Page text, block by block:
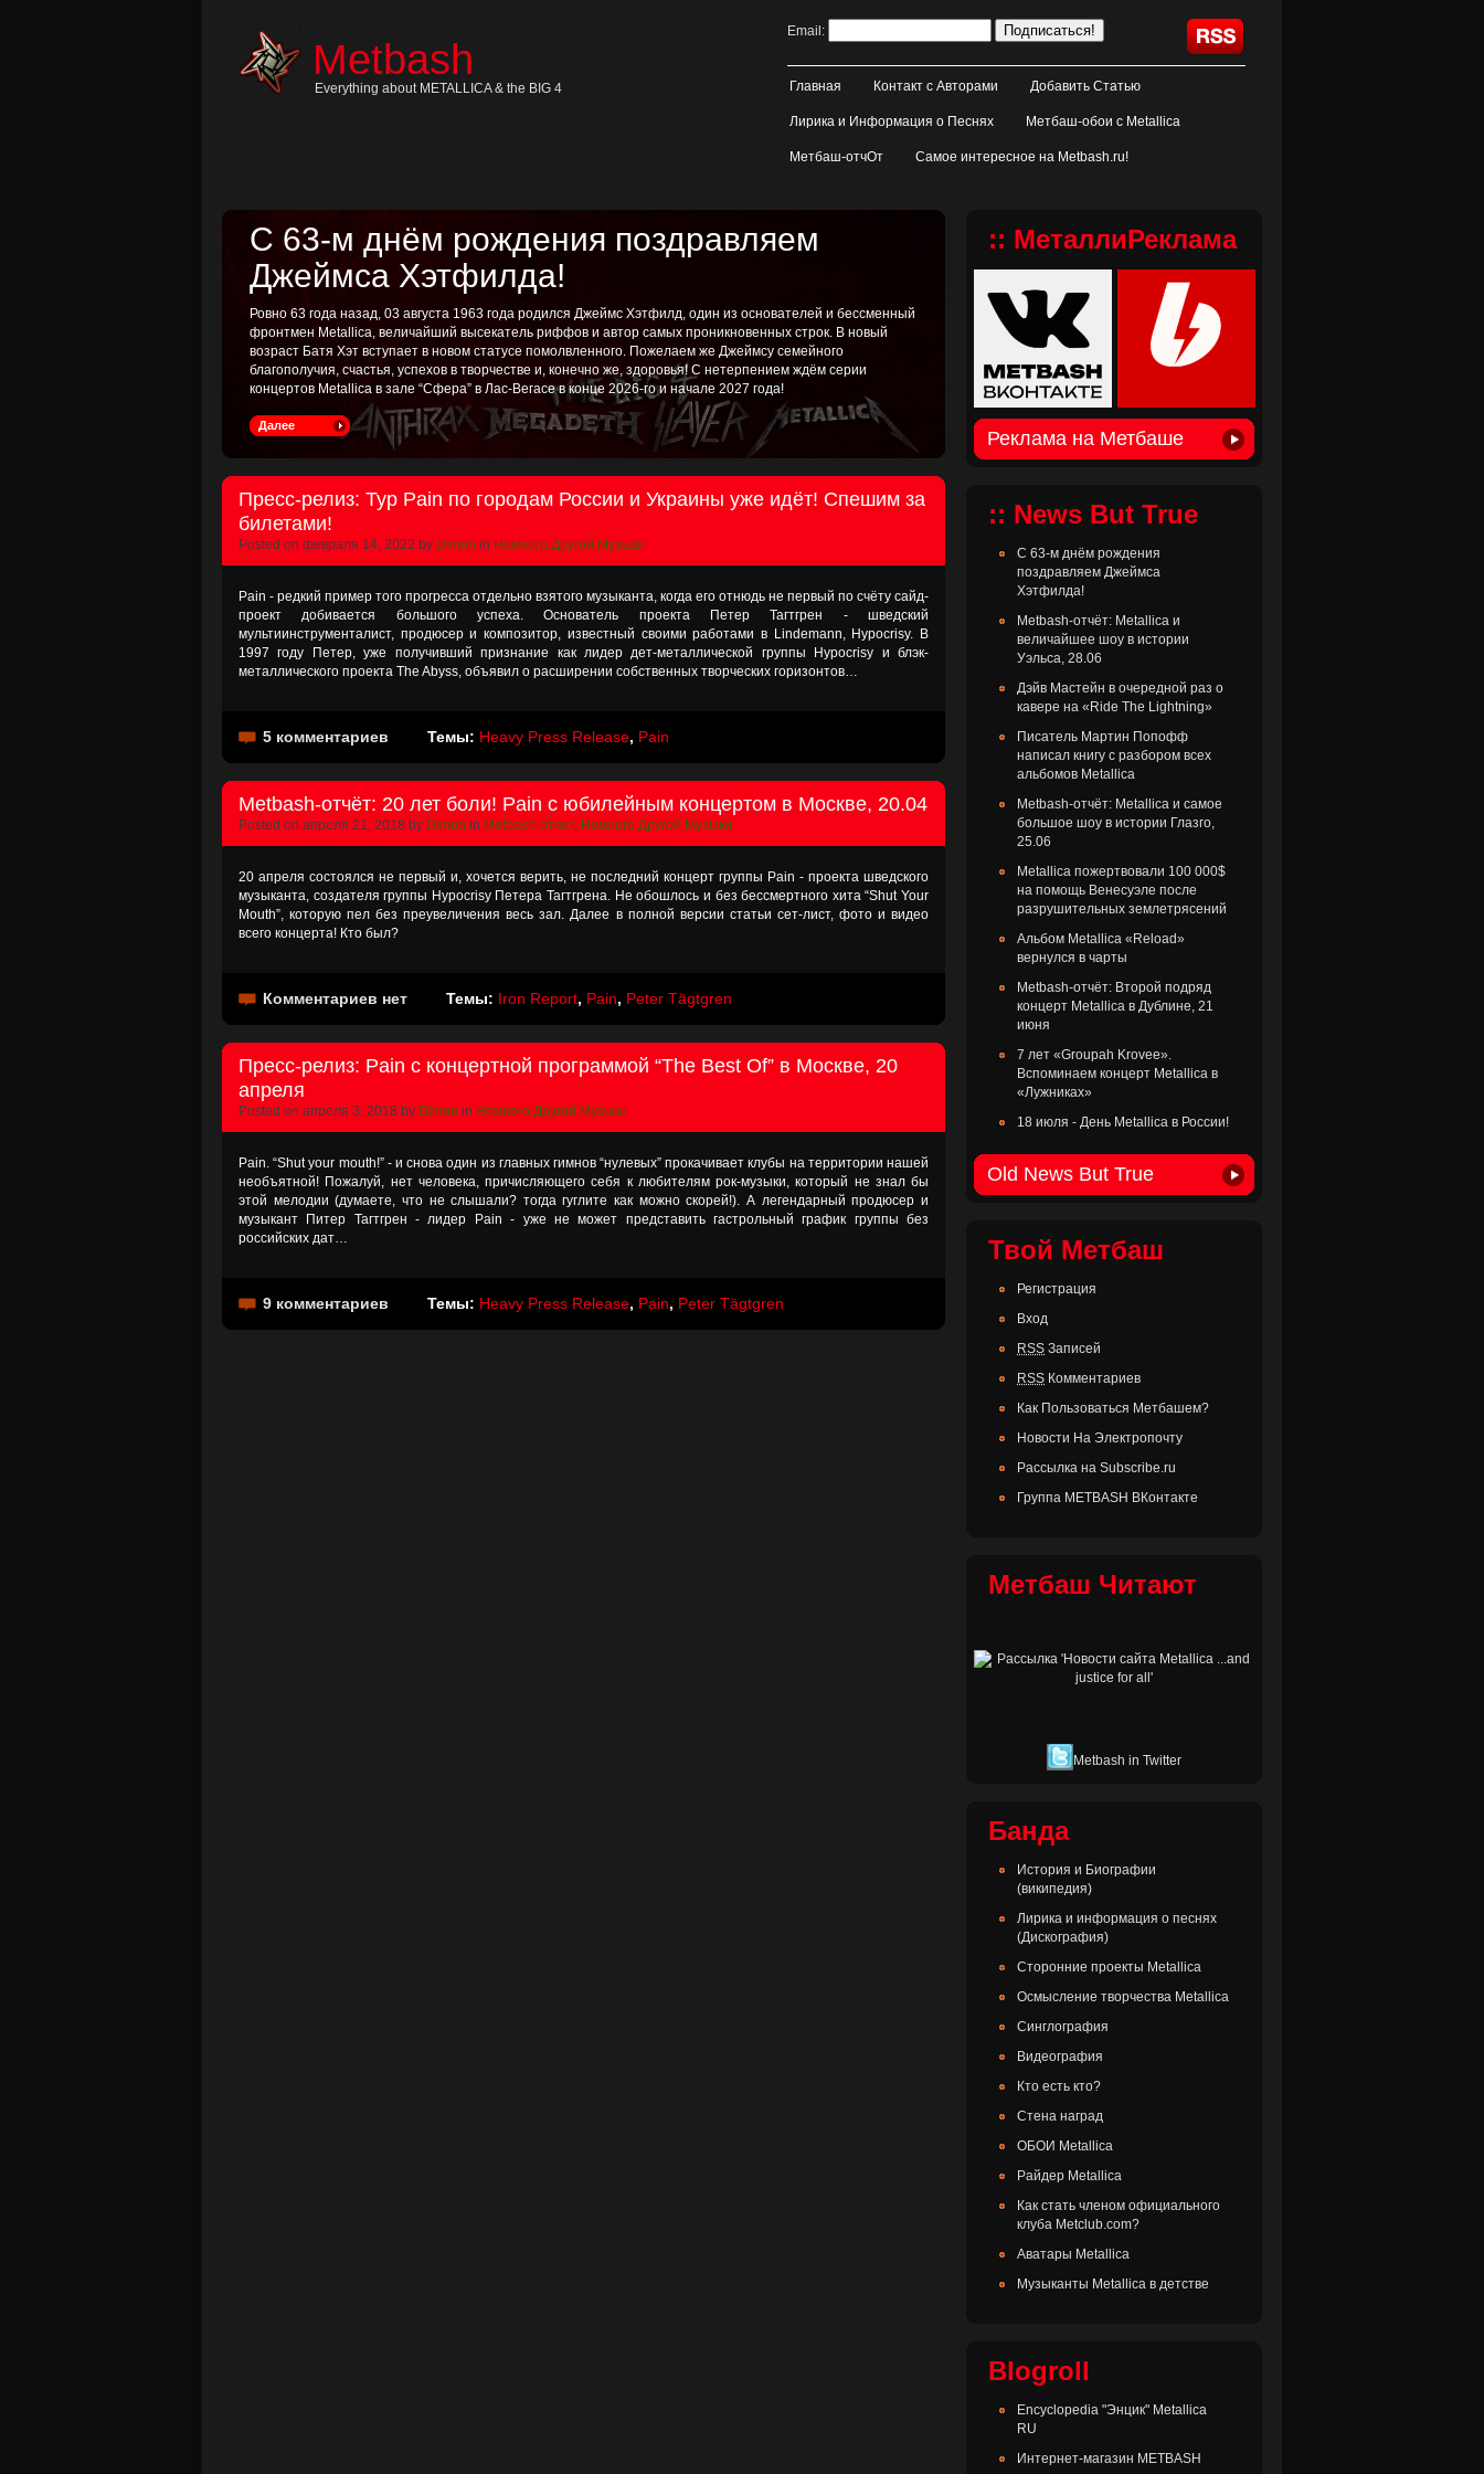
Metbash
Everything about METALLICA & the BIG 4
Email:
Главная Контакт с Авторами Добавить Статью
Лирика и Информация о Песнях Метбаш-обои с Metallica
Метбаш-отчОт Самое интересное на Metbash.ru!
С 63-м днём рождения поздравляем
Джеймса Хэтфилда!
Ровно 63 года назад, 03 августа 1963 года родился Джеймс Хэтфилд, один из основателей и бессменный
фронтмен Metallica, величайший высекатель риффов и автор самых проникновенных строк. В новый
возраст Батя Хэт вступает в новом статусе помолвленного. Пожелаем же Джеймсу семейного
благополучия, счастья, успехов в творчестве и, конечно же, здоровья! С нетерпением ждём серии
концертов Metallica в зале “Сфера” в Лас-Вегасе в конце 2026-го и начале 2027 года!
Далее
Пресс-релиз: Тур Pain по городам России и Украины уже идёт! Спешим за
билетами!
Posted on февраля 14, 2022 by Dimon in Немного Другой Музыки
Pain - редкий пример того прогресса отдельно взятого музыканта, когда его отнюдь не первый по счёту сайд-
проект добивается большого успеха. Основатель проекта Петер Тагтгрен - шведский
мультиинструменталист, продюсер и композитор, известный своими работами в Lindemann, Hypocrisy. В
1997 году Петер, уже получивший признание как лидер дет-металлической группы Hypocrisy и блэк-
металлического проекта The Abyss, объявил о расширении собственных творческих горизонтов…
5 комментариев Темы: Heavy Press Release, Pain
Metbash-отчёт: 20 лет боли! Pain с юбилейным концертом в Москве, 20.04
Posted on апреля 21, 2018 by Dimon in Metbash-отчет, Немного Другой Музыки
20 апреля состоялся не первый и, хочется верить, не последний концерт группы Pain - проекта шведского
музыканта, создателя группы Hypocrisy Петера Тагтгрена. Не обошлось и без бессмертного хита “Shut Your
Mouth”, которую пел без преувеличения весь зал. Далее в полной версии статьи сет-лист, фото и видео
всего концерта! Кто был?
Комментариев нет Темы: Iron Report, Pain, Peter Tägtgren
Пресс-релиз: Pain с концертной программой “The Best Of” в Москве, 20
апреля
Posted on апреля 3, 2018 by Dimon in Немного Другой Музыки
Pain. “Shut your mouth!” - и снова один из главных гимнов “нулевых” прокачивает клубы на территории нашей
необъятной! Пожалуй, нет человека, причисляющего себя к любителям рок-музыки, который не знал бы
этой мелодии (думаете, что не слышали? тогда гуглите как можно скорей!). А легендарный продюсер и
музыкант Питер Тагтгрен - лидер Pain - уже не может представить гастрольный график группы без
российских дат…
9 комментариев Темы: Heavy Press Release, Pain, Peter Tägtgren
:: МеталлиРеклама
Реклама на Метбаше
:: News But True
С 63-м днём рождения
поздравляем Джеймса
Хэтфилда!
Metbash-отчёт: Metallica и
величайшее шоу в истории
Уэльса, 28.06
Дэйв Мастейн в очередной раз о
кавере на «Ride The Lightning»
Писатель Мартин Попофф
написал книгу с разбором всех
альбомов Metallica
Metbash-отчёт: Metallica и самое
большое шоу в истории Глазго,
25.06
Metallica пожертвовали 100 000$
на помощь Венесуэле после
разрушительных землетрясений
Альбом Metallica «Reload»
вернулся в чарты
Metbash-отчёт: Второй подряд
концерт Metallica в Дублине, 21
июня
7 лет «Groupah Krovee».
Вспоминаем концерт Metallica в
«Лужниках»
18 июля - День Metallica в России!
Old News But True
Твой Метбаш
Регистрация
Вход
RSS Записей
RSS Комментариев
Как Пользоваться Метбашем?
Новости На Электропочту
Рассылка на Subscribe.ru
Группа METBASH ВКонтакте
Метбаш Читают
Metbash in Twitter
Банда
История и Биографии
(википедия)
Лирика и информация о песнях
(Дискография)
Сторонние проекты Metallica
Осмысление творчества Metallica
Синглография
Видеография
Кто есть кто?
Стена наград
ОБОИ Metallica
Райдер Metallica
Как стать членом официального
клуба Metclub.com?
Аватары Metallica
Музыканты Metallica в детстве
Blogroll
Encyclopedia "Энцик" Metallica
RU
Интернет-магазин METBASH